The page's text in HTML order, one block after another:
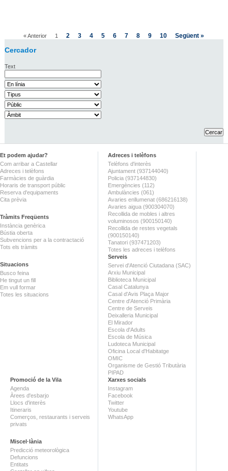
« Anterior 1 2 3 4 5 6 7 8 9 10 Següent »
Cercador
Text
Et podem ajudar?
Com arribar a Castellar
Adreces i telèfons
Farmàcies de guàrdia
Horaris de transport públic
Reserva d'equipaments
Cita prèvia
Tràmits Freqüents
Instància genèrica
Bústia oberta
Subvencions per a la contractació
Tots els tràmits
Situacions
Busco feina
He tingut un fill
Em vull formar
Totes les situacions
Adreces i telèfons
Telèfons d'interès
Ajuntament (937144040)
Policia (937144830)
Emergències (112)
Ambulàncies (061)
Avaries enllumenat (686216138)
Avaries aigua (900304070)
Recollida de mobles i altres
voluminosos (900150140)
Recollida de restes vegetals
(900150140)
Tanatori (937471203)
Totes les adreces i telèfons
Serveis
Servei d'Atenció Ciutadana (SAC)
Arxiu Municipal
Biblioteca Municipal
Casal Catalunya
Casal d'Avis Plaça Major
Centre d'Atenció Primària
Centre de Serveis
Deixalleria Municipal
El Mirador
Escola d'Adults
Escola de Música
Ludoteca Municipal
Oficina Local d'Habitatge
OMIC
Organisme de Gestió Tributària
PIPAD
Promoció de la Vila
Agenda
Àrees d'esbarjo
Llocs d'interès
Itineraris
Comerços, restaurants i serveis
privats
Miscel·lània
Predicció meteorològica
Defuncions
Entitats
Xarxes socials
Instagram
Facebook
Twitter
Youtube
WhatsApp